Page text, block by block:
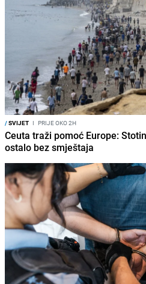
/SVIJET I PRIJE OKO 2H
Ceuta traži pomoć Europe:
ostalo bez smještaja